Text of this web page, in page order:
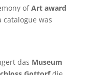
ofArt award
catalogue was
das Museum